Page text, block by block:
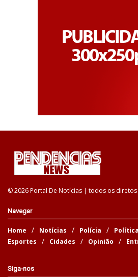
© 2026 Portal De Notícias | todos os
Navegar
Home Notícias Polícia Política
Esportes
Cidades Opinião
Siga-nos